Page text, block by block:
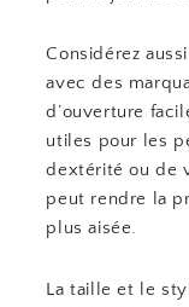
Considérez
avec des
d’ouverture
utiles pour les
dextérité ou de
peut rendre la
plus aisée.
La taille et le